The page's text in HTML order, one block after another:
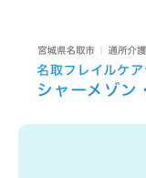
私たちにつ
経営理念・運